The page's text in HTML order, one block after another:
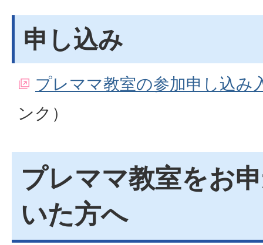
申し込み
プレママ教室の参加申し込み
ンク）
プレママ教室をお
いた方へ